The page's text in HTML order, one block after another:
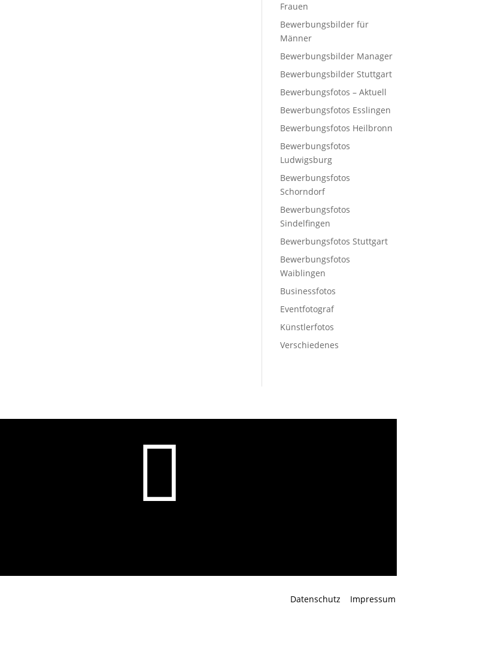
Frauen
Bewerbungsbilder für
Männer
Bewerbungsbilder Manager
Bewerbungsbilder Stuttgart
Bewerbungsfotos – Aktuell
Bewerbungsfotos Esslingen
Bewerbungsfotos Heilbronn
Bewerbungsfotos
Ludwigsburg
Bewerbungsfotos
Schorndorf
Bewerbungsfotos
Sindelfingen
Bewerbungsfotos Stuttgart
Bewerbungsfotos
Waiblingen
Businessfotos
Eventfotograf
Künstlerfotos
Verschiedenes

Stuttgart Wolfgang Sperl Datenschutz Impressum